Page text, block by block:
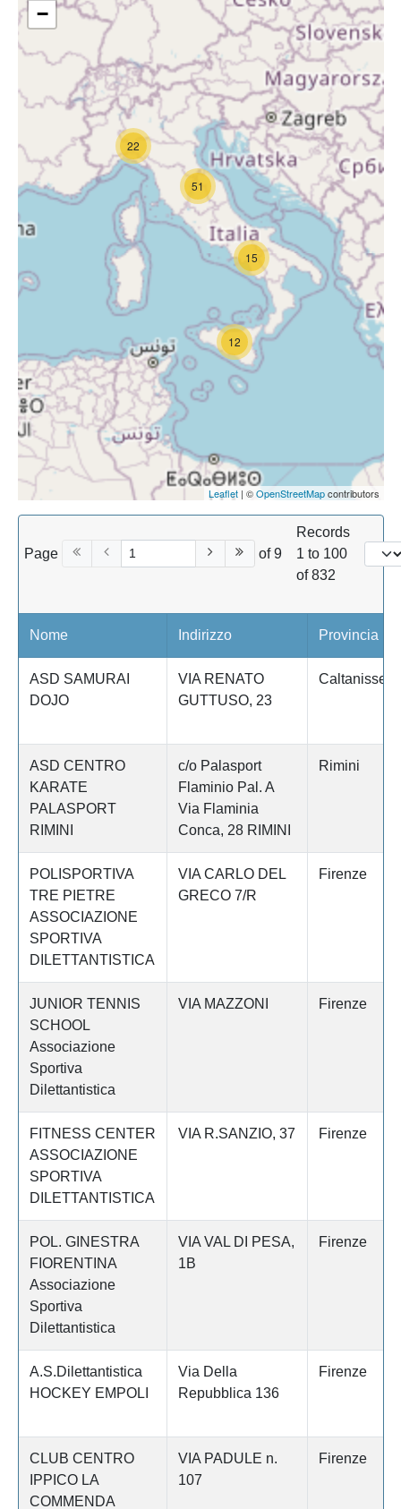
15
12
22
51
−
Leaflet| ©OpenStreetMapcontributors
Page of 9
Records
1 to 100
of 832
Nome Indirizzo Provincia
ASD SAMURAI
DOJO
VIA RENATO
GUTTUSO, 23
Caltanissetta
ASD CENTRO
KARATE
PALASPORT
RIMINI
c/o Palasport
Flaminio Pal. A
Via Flaminia
Conca, 28 RIMINI
Rimini
POLISPORTIVA
TRE PIETRE
ASSOCIAZIONE
SPORTIVA
DILETTANTISTICA
VIA CARLO DEL
GRECO 7/R
Firenze
JUNIOR TENNIS
SCHOOL
Associazione
Sportiva
Dilettantistica
VIA MAZZONI Firenze
FITNESS CENTER
ASSOCIAZIONE
SPORTIVA
DILETTANTISTICA
VIA R.SANZIO, 37 Firenze
POL. GINESTRA
FIORENTINA
Associazione
Sportiva
Dilettantistica
VIA VAL DI PESA,
1B
Firenze
A.S.Dilettantistica
HOCKEY EMPOLI
Via Della
Repubblica 136
Firenze
CLUB CENTRO
IPPICO LA
COMMENDA
VIA PADULE n.
107
Firenze